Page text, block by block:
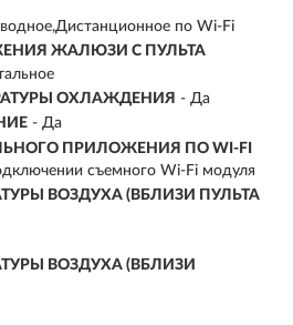
по Wi-Fi
ЖАЛЮЗИ С ПУЛЬТА
ОХЛАЖДЕНИЯ - Да
- Да
ПРИЛОЖЕНИЯ ПО WI-FI
съемного Wi-Fi модуля
ВОЗДУХА (ВБЛИЗИ ПУЛЬТА
ВОЗДУХА (ВБЛИЗИ